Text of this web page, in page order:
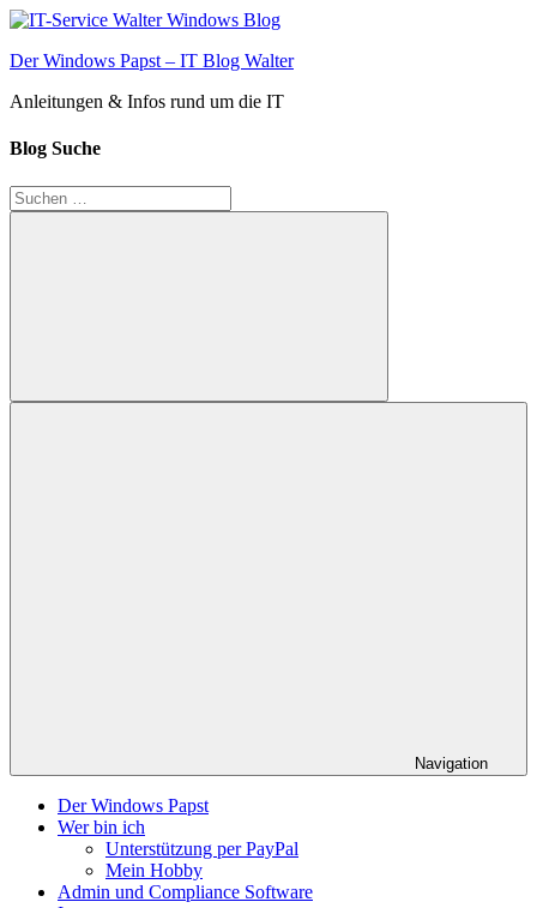
Zum
springen
Der Windows Papst – IT Blog Walter
Anleitungen & Infos rund um die IT
Blog Suche
Suchen
nach:
Suchen
Navigation
Der Windows Papst
Wer bin ich
Unterstützung per PayPal
Mein Hobby
Admin und Compliance Software